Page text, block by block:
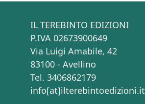
IL TEREBINTO EDIZIONI
P.IVA 02673900649
Via Luigi Amabile, 42
83100 - Avellino
Tel. 3406862179
info[at]ilterebintoedizioni.it